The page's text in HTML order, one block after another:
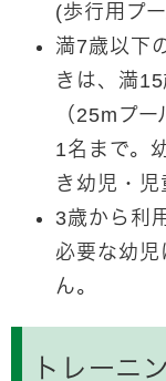
(歩行用プ
満7歳以下
きは、満
（25mプ
1名まで。
き幼児・児
3歳から利
必要な幼
ん。
トレーニ